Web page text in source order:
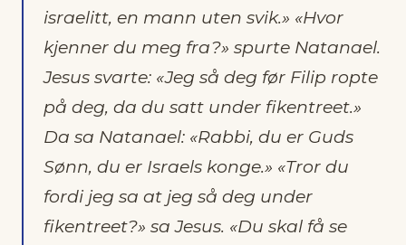
israelitt, en mann uten svik.» «Hvor
kjenner du meg fra?» spurte Natanael.
Jesus svarte: «Jeg så deg før Filip ropte
på deg, da du satt under fikentreet.»
Da sa Natanael: «Rabbi, du er Guds
Sønn, du er Israels konge.» «Tror du
fordi jeg sa at jeg så deg under
fikentreet?» sa Jesus. «Du skal få se